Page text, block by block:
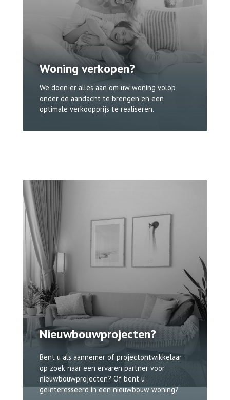
Woning verkopen?
We doen er alles aan om uw woning volop
onder de aandacht te brengen en een
optimale verkoopprijs te realiseren.
Nieuwbouwprojecten?
Bent u als aannemer of projectontwikkelaar
op zoek naar een ervaren partner voor
nieuwbouwprojecten? Of bent u
geïnteresseerd in een nieuwbouw woning?